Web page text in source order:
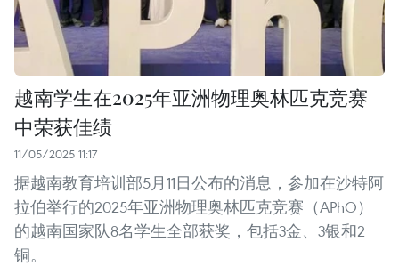
越南学生在2025年亚洲物理奥林匹克竞赛
中荣获佳绩
11/05/2025 11:17
据越南教育培训部5月11日公布的消息，参加在沙特阿
拉伯举行的2025年亚洲物理奥林匹克竞赛（APhO）
的越南国家队8名学生全部获奖，包括3金、3银和2
铜。 ​